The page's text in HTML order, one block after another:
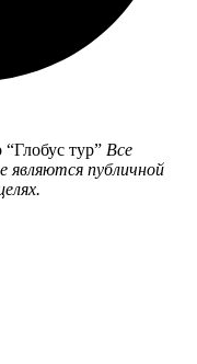
тур” Все
являются публичной